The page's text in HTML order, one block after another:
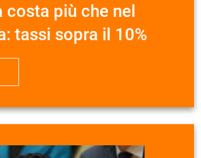
costa più che nel
tassi sopra il 10%